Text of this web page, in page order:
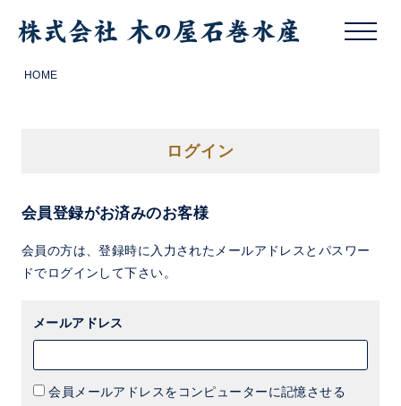
HOME
ログイン
会員登録がお済みのお客様
会員の方は、登録時に入力されたメールアドレスとパスワー
ドでログインして下さい。
メールアドレス
会員メールアドレスをコンピューターに記憶させる